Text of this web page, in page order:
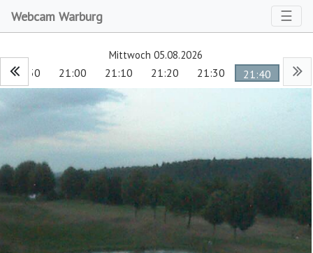
Webcam Warburg ☰
Mittwoch 05.08.2026
20:50 21:00 21:10 21:20 21:30 21:40